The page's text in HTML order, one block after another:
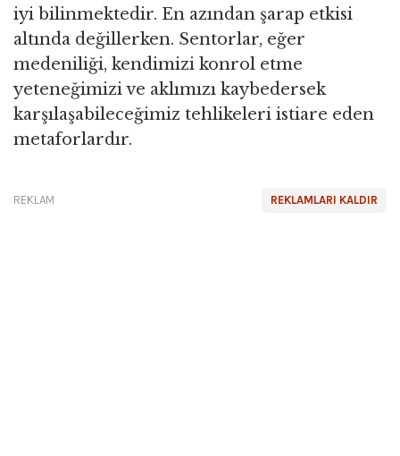
iyi bilinmektedir. En azından şarap etkisi
altında değillerken. Sentorlar, eğer
medeniliği, kendimizi konrol etme
yeteneğimizi ve aklımızı kaybedersek
karşılaşabileceğimiz tehlikeleri istiare eden
metaforlardır.
REKLAMLARI KALDIR
REKLAM